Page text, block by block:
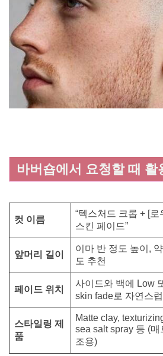
바버숍에서 요청할 때 활
컷 이름
“텍스처드 크롭 + [로
스킨 페이드”
앞머리 길이
이마 반 정도 높이,
도 추천
페이드 위치
사이드와 백에 Low
skin fade로 자연스
스타일링 제
품
Matte clay,
sea salt spray 등 (매
조용)